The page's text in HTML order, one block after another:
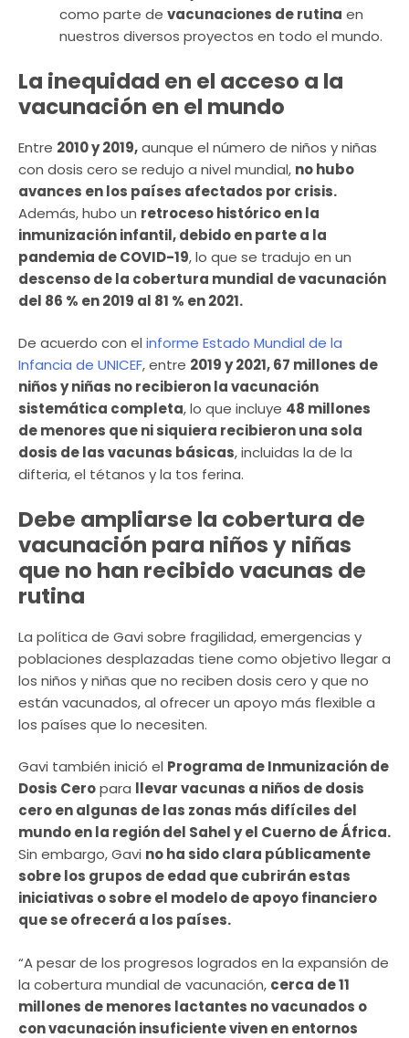
como parte de vacunaciones de rutina en
nuestros diversos proyectos en todo el mundo.
La inequidad en el acceso a la
vacunación en el mundo
Entre 2010 y 2019,aunque el número de niños y niñas
con dosis cero se redujo a nivel mundial, no hubo
avances en los países afectados por crisis.
Además, hubo un retroceso histórico en la
inmunización infantil, debido en parte a la
pandemia de COVID-19, lo que se tradujo en un
descenso de la cobertura mundial de vacunación
del 86 % en 2019 al 81 % en 2021.
De acuerdo con el informe Estado Mundial de la
Infancia de UNICEF, entre 2019 y 2021, 67 millones de
niños y niñas no recibieron la vacunación
sistemática completa, lo que incluye 48 millones
de menores que ni siquiera recibieron una sola
dosis de las vacunas básicas, incluidas la de la
difteria, el tétanos y la tos ferina.
Debe ampliarse la cobertura de
vacunación para niños y niñas
que no han recibido vacunas de
rutina
La política de Gavi sobre fragilidad, emergencias y
poblaciones desplazadas tiene como objetivo llegar a
los niños y niñas que no reciben dosis cero y que no
están vacunados, al ofrecer un apoyo más flexible a
los países que lo necesiten.
Gavi también inició el Programa de Inmunización de
Dosis Ceropara llevar vacunas a niños de dosis
cero en algunas de las zonas más difíciles del
mundo en la región del Sahel y el Cuerno de África.
Sin embargo, Gavi no ha sido clara públicamente
sobre los grupos de edad que cubrirán estas
iniciativas o sobre el modelo de apoyo financiero
que se ofrecerá a los países.
“A pesar de los progresos logrados en la expansión de
la cobertura mundial de vacunación, cerca de 11
millones de menores lactantes no vacunados o
con vacunación insuficiente viven en entornos